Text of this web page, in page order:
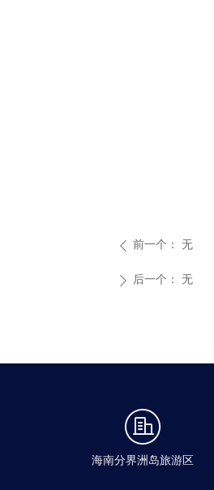
ꄴ 前一个： 无
ꄲ 后一个： 无
海南分界洲岛旅游区